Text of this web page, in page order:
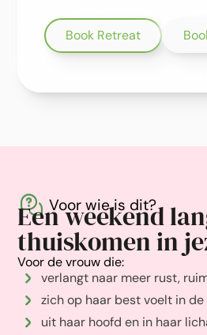
Book Retreat
Voor wie is dit?
Een weekend
thuiskomen in
Voor de vrouw die:
verlangt naar meer rust,
zich op haar best voelt in
uit haar hoofd en in haar